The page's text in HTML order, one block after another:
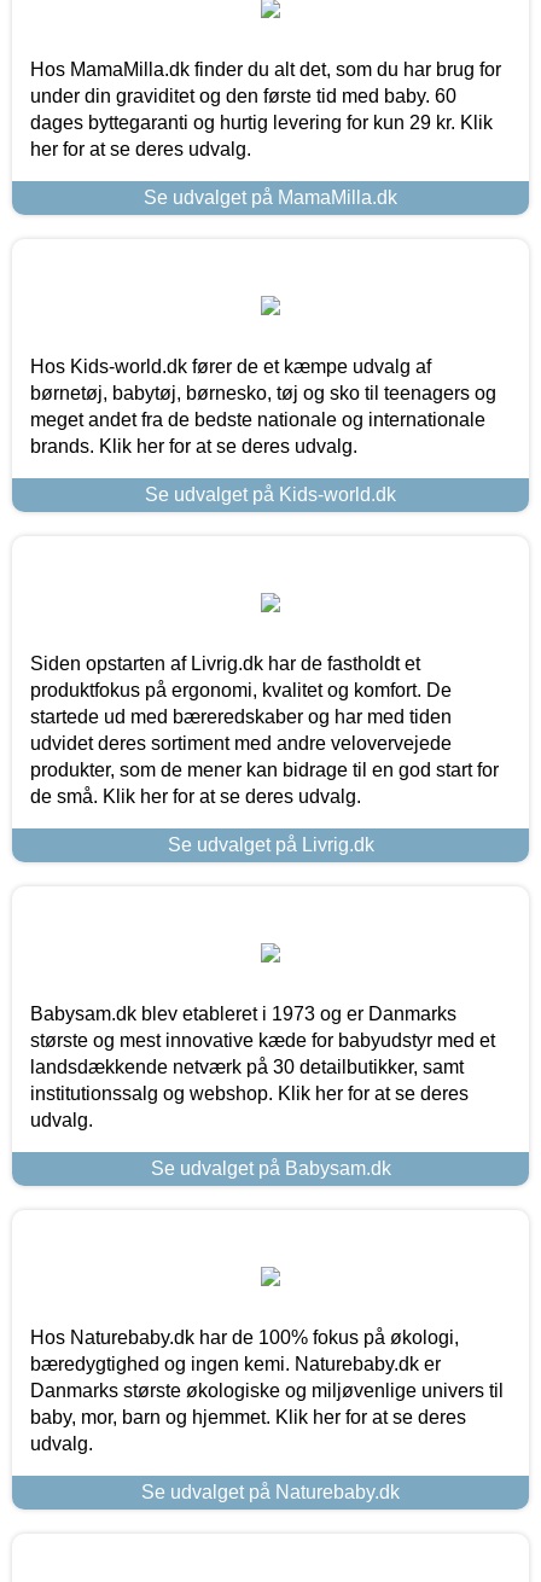
Hos MamaMilla.dk finder du alt det, som du har brug for
under din graviditet og den første tid med baby. 60
dages byttegaranti og hurtig levering for kun 29 kr. Klik
her for at se deres udvalg.
Se udvalget på MamaMilla.dk
Hos Kids-world.dk fører de et kæmpe udvalg af
børnetøj, babytøj, børnesko, tøj og sko til teenagers og
meget andet fra de bedste nationale og internationale
brands. Klik her for at se deres udvalg.
Se udvalget på Kids-world.dk
Siden opstarten af Livrig.dk har de fastholdt et
produktfokus på ergonomi, kvalitet og komfort. De
startede ud med bæreredskaber og har med tiden
udvidet deres sortiment med andre velovervejede
produkter, som de mener kan bidrage til en god start for
de små. Klik her for at se deres udvalg.
Se udvalget på Livrig.dk
Babysam.dk blev etableret i 1973 og er Danmarks
største og mest innovative kæde for babyudstyr med et
landsdækkende netværk på 30 detailbutikker, samt
institutionssalg og webshop. Klik her for at se deres
udvalg.
Se udvalget på Babysam.dk
Hos Naturebaby.dk har de 100% fokus på økologi,
bæredygtighed og ingen kemi. Naturebaby.dk er
Danmarks største økologiske og miljøvenlige univers til
baby, mor, barn og hjemmet. Klik her for at se deres
udvalg.
Se udvalget på Naturebaby.dk